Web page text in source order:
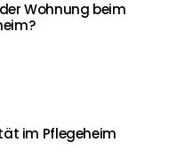
Wohnung beim
im Pflegeheim